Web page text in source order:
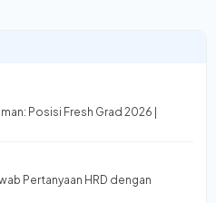
Posisi Fresh Grad 2026 |
Pertanyaan HRD dengan